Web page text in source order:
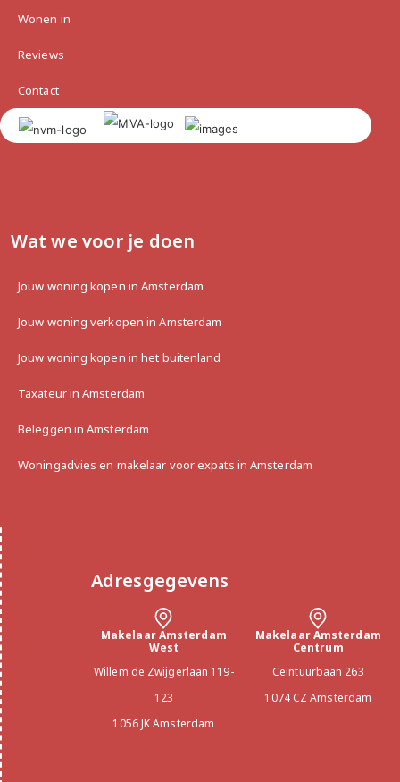
-Central heating boiler: Intergas Kombi Kompakt HR
-Private parking space
parking space)
-Stunning view
Wonen in
Reviews
Contact
Wat we voor je doen
Jouw woning kopen in Amsterdam
Jouw woning verkopen in Amsterdam
Jouw woning kopen in het buitenland
Taxateur in Amsterdam
Beleggen in Amsterdam
Woningadvies en makelaar voor expats in Amsterdam
Adresgegevens
Makelaar Amsterdam
West
Willem de Zwijgerlaan 119-
123
1056 JK Amsterdam
Makelaar Amsterdam
Centrum
Ceintuurbaan 263
1074 CZ Amsterdam